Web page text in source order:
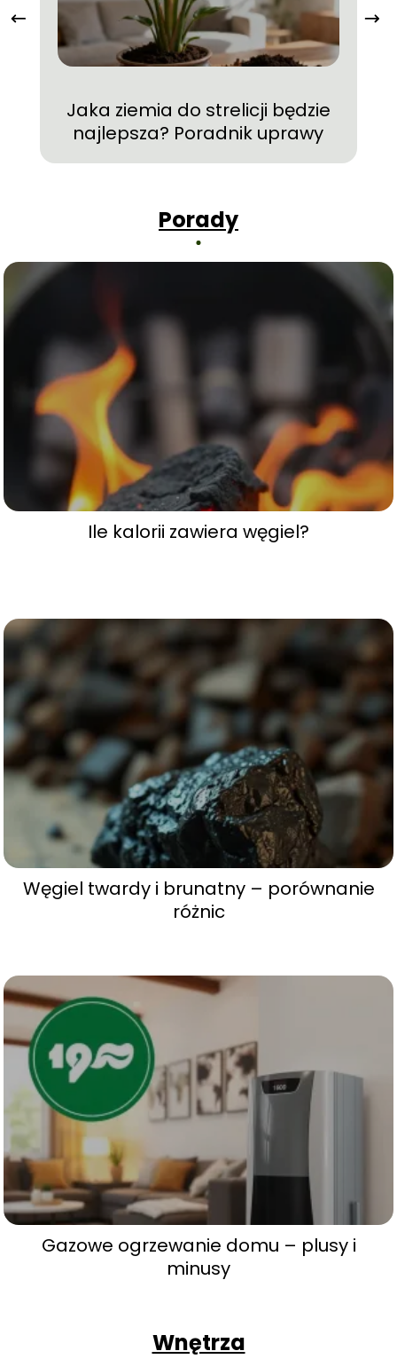
Jaka ziemia do strelicji będzie
najlepsza? Poradnik uprawy
Porady
Ile kalorii zawiera węgiel?
Węgiel twardy i brunatny – porównanie
różnic
Gazowe ogrzewanie domu – plusy i
minusy
Wnętrza